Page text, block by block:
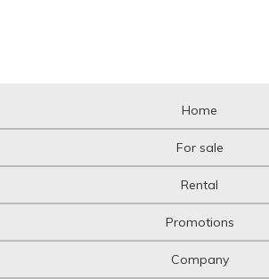
Home
For sale
Rental
Promotions
Company